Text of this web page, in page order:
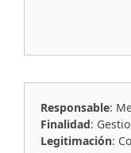
Responsable:
Finalidad:
Legitimación: